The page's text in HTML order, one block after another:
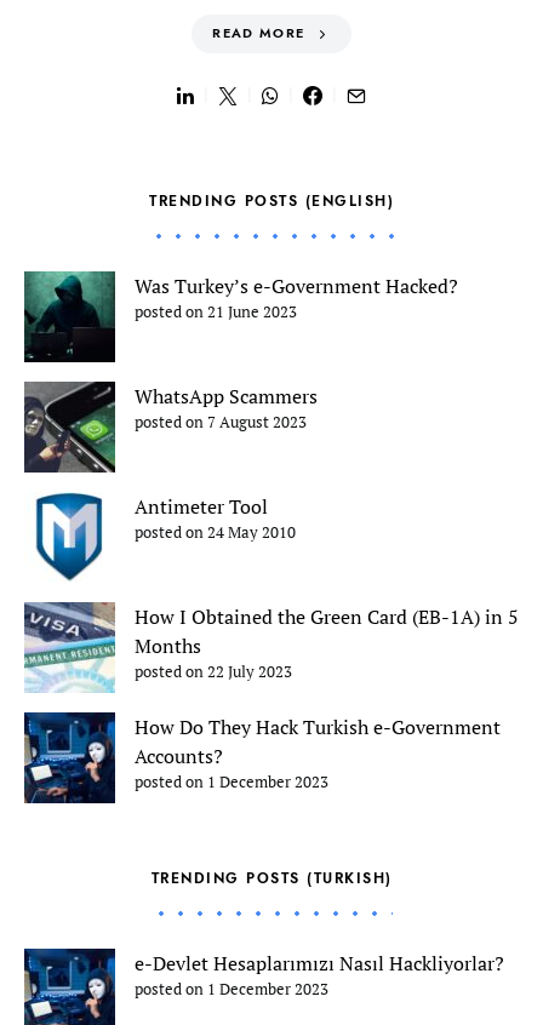
READ MORE
TRENDING POSTS (ENGLISH)
Was Turkey’s e-Government Hacked?
posted on 21 June 2023
WhatsApp Scammers
posted on 7 August 2023
Antimeter Tool
posted on 24 May 2010
How I Obtained the Green Card (EB-1A) in 5
Months
posted on 22 July 2023
How Do They Hack Turkish e-Government
Accounts?
posted on 1 December 2023
TRENDING POSTS (TURKISH)
e-Devlet Hesaplarımızı Nasıl Hackliyorlar?
posted on 1 December 2023